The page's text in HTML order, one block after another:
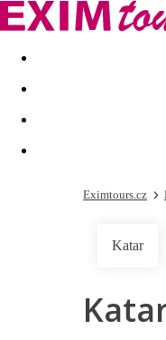
Akční nabídky Last
Eximtours.cz
Katar